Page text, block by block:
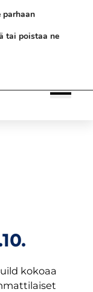
| Suomi
kokoaa
parhaan
tai poistaa ne